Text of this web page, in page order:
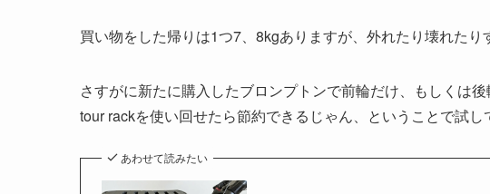
買い物をした帰りは1つ7、8kgありますが、外れたり壊れたり
さすがに新たに購入したブロンプトンで前輪だけ、もしくは
tour rackを使い回せたら節約できるじゃん、ということで試し
あわせて読みたい